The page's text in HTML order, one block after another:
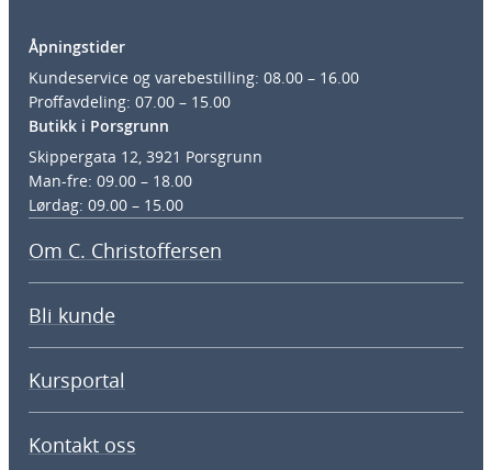
Åpningstider
Kundeservice og varebestilling: 08.00 – 16.00
Proffavdeling: 07.00 – 15.00
Butikk i Porsgrunn
Skippergata 12, 3921 Porsgrunn
Man-fre: 09.00 – 18.00
Lørdag: 09.00 – 15.00
Om C. Christoffersen
Bli kunde
Kursportal
Kontakt oss